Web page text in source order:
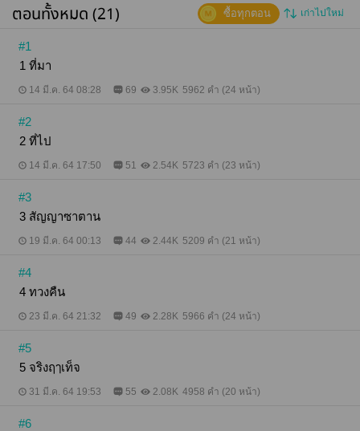
ตอนทั้งหมด (21) เก่าไปใหม่
ซื้อทุกตอน
#1
1 ที่มา
14 มี.ค. 64 08:28 69 3.95K 5962 คำ (24 หน้า)
#2
2 ที่ไป
14 มี.ค. 64 17:50 51 2.54K 5723 คำ (23 หน้า)
#3
3 สัญญาซาตาน
19 มี.ค. 64 00:13 44 2.44K 5209 คำ (21 หน้า)
#4
4 ทวงคืน
23 มี.ค. 64 21:32 49 2.28K 5966 คำ (24 หน้า)
#5
5 จริงฤๅเท็จ
31 มี.ค. 64 19:53 55 2.08K 4958 คำ (20 หน้า)
#6